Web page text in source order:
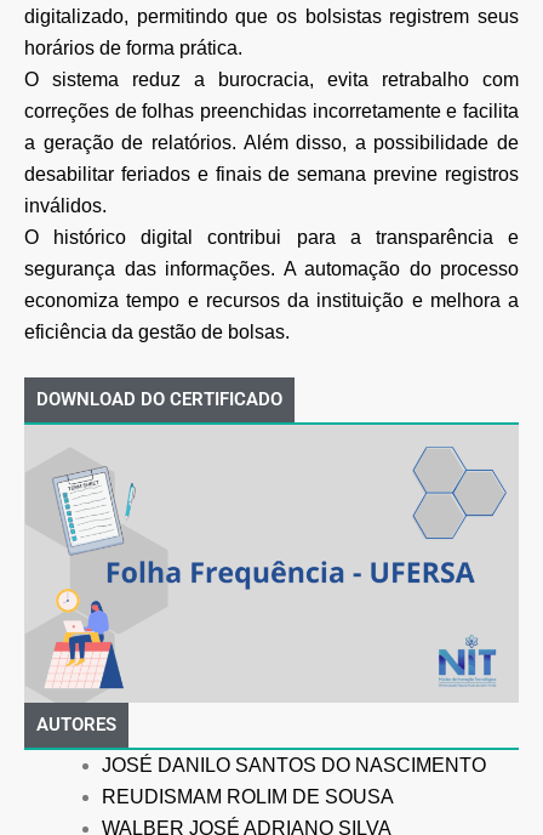
digitalizado, permitindo que os bolsistas registrem seus
horários de forma prática.
O sistema reduz a burocracia, evita retrabalho com
correções de folhas preenchidas incorretamente e facilita
a geração de relatórios. Além disso, a possibilidade de
desabilitar feriados e finais de semana previne registros
inválidos.
O histórico digital contribui para a transparência e
segurança das informações. A automação do processo
economiza tempo e recursos da instituição e melhora a
eficiência da gestão de bolsas.
DOWNLOAD DO CERTIFICADO
AUTORES
JOSÉ DANILO SANTOS DO NASCIMENTO
REUDISMAM ROLIM DE SOUSA
WALBER JOSÉ ADRIANO SILVA